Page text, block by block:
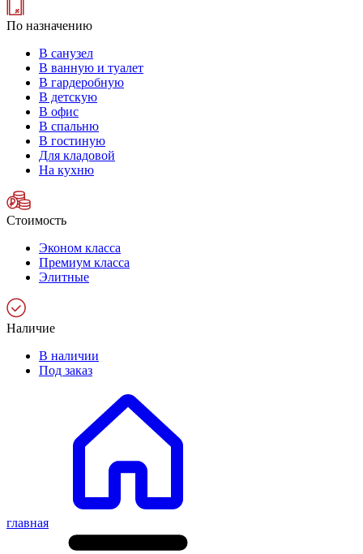
По назначению
В санузел
В ванную и туалет
В гардеробную
В детскую
В офис
В спальню
В гостиную
Для кладовой
На кухню
Стоимость
Эконом класса
Премиум класса
Элитные
Наличие
В наличии
Под заказ
главная